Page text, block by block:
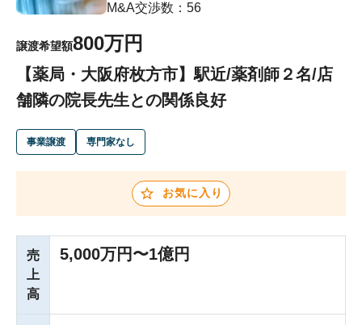
M&A専門家の方へM&A交渉数：56
譲渡希望額800万円
【薬局・大阪府枚方市】駅近/薬剤師２名/店
舗隣の院長先生との関係良好
事業譲渡 専門家なし
お気に入り
売
上
高
5,000万円〜1億円